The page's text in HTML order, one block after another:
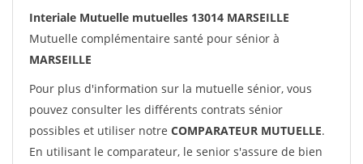
Interiale Mutuelle mutuelles 13014 MARSEILLE
Mutuelle complémentaire santé pour sénior à
MARSEILLE
Pour plus d'information sur la mutuelle sénior, vous
pouvez consulter les différents contrats sénior
possibles et utiliser notre COMPARATEUR MUTUELLE.
En utilisant le comparateur, le senior s'assure de bien